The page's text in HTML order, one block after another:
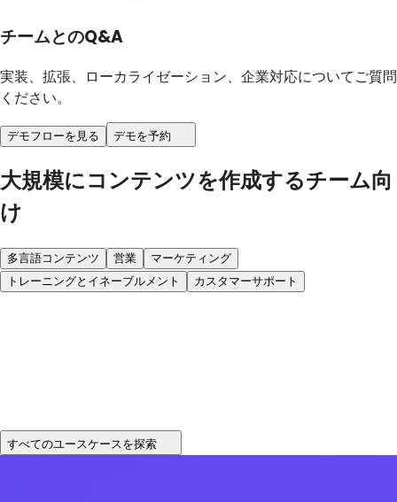
チームとのQ&A
実装、拡張、ローカライゼーション、企業対応についてご質問
ください。
デモフローを見る デモを予約
大規模にコンテンツを作成するチーム向
け
多言語コンテンツ 営業
マーケティング
トレーニングとイネーブルメント
カスタマーサポート
すべてのユースケースを探索